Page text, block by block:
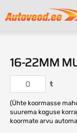
16-22MM
t
(Ühte koormasse
suurema koguse
koormate arvu